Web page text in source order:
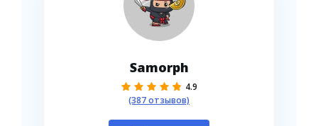
Samorph
4.9
(387 отзывов)